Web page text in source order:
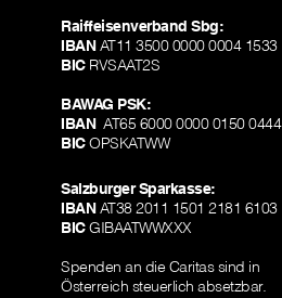
Raiffeisenverband Sbg:
IBANAT11 3500 0000 0004 1533
BICRVSAAT2S
BAWAG PSK:
IBANAT65 6000 0000 0150 0444
BICOPSKATWW
Salzburger Sparkasse:
IBANAT38 2011 1501 2181 6103
BICGIBAATWWXXX
Spenden an die Caritas sind in
Österreich steuerlich absetzbar.